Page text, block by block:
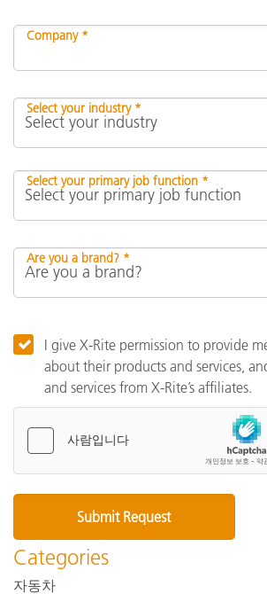
Company *
Select your industry *
Select your primary job function *
Are you a brand? *
I give X-Rite permission to provide
about their products and services,
and services from X-Rite’s affiliates.
Categories
자동차